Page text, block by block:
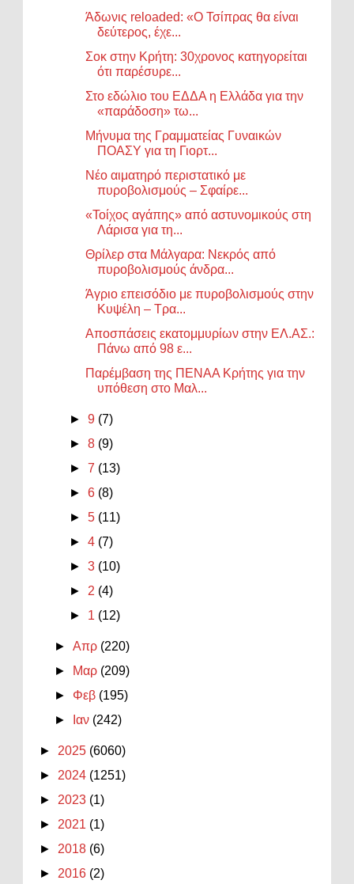
Άδωνις reloaded: «Ο Τσίπρας θα είναι
δεύτερος, έχε...
Σοκ στην Κρήτη: 30χρονος κατηγορείται
ότι παρέσυρε...
Στο εδώλιο του ΕΔΔΑ η Ελλάδα για την
«παράδοση» τω...
Μήνυμα της Γραμματείας Γυναικών
ΠΟΑΣΥ για τη Γιορτ...
Νέο αιματηρό περιστατικό με
πυροβολισμούς – Σφαίρε...
«Τοίχος αγάπης» από αστυνομικούς στη
Λάρισα για τη...
Θρίλερ στα Μάλγαρα: Νεκρός από
πυροβολισμούς άνδρα...
Άγριο επεισόδιο με πυροβολισμούς στην
Κυψέλη – Τρα...
Αποσπάσεις εκατομμυρίων στην ΕΛ.ΑΣ.:
Πάνω από 98 ε...
Παρέμβαση της ΠΕΝΑΑ Κρήτης για την
υπόθεση στο Μαλ...
►9 (7)
►8 (9)
►7 (13)
►6 (8)
►5 (11)
►4 (7)
►3 (10)
► 2 (4)
► 1 (12)
►Απρ (220)
►
Μαρ (209)
► Φεβ (195)
►
Ιαν (242)
► 2025 (6060)
► 2024 (1251)
► 2023 (1)
► 2021 (1)
► 2018 (6)
► 2016 (2)